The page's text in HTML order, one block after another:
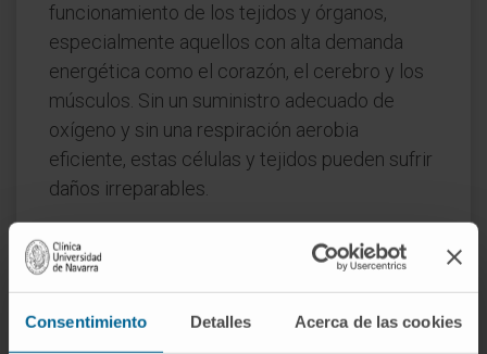
Consentimiento Detalles Acerca de las cookies
funcionamiento de los tejidos y órganos,
especialmente aquellos con alta demanda
energética como el corazón, el cerebro y los
músculos. Sin un suministro adecuado de
oxígeno y sin una respiración aerobia
eficiente, estas células y tejidos pueden sufrir
daños irreparables.
enfermedades cardiovasculares, ataques
cardíacos o accidentes cerebrovasculares, el
suministro de oxígeno a las células se ve